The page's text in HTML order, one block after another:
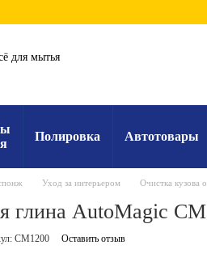
Полировка Автотовары
Уход за интерьером Очистка кузова
глина AutoMagic
CM1200 Оставить отзыв